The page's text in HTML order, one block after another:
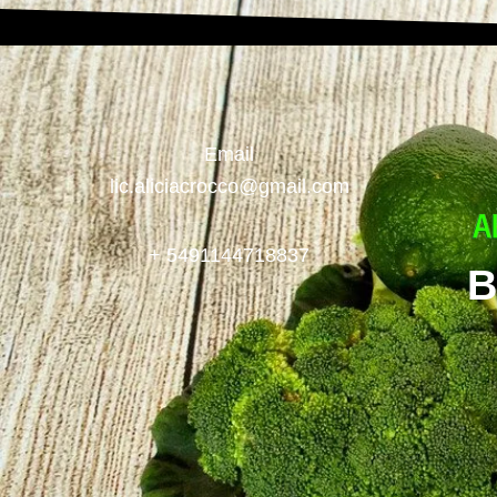
Email
lic.aliciacrocco@gmail.com
+ 5491144718837